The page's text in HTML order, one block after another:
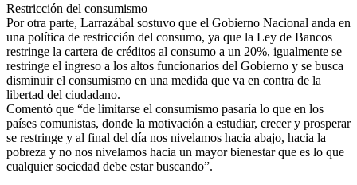
Restricción del consumismo
Por otra parte, Larrazábal sostuvo que el Gobierno Nacional anda en
una política de restricción del consumo, ya que la Ley de Bancos
restringe la cartera de créditos al consumo a un 20%, igualmente se
restringe el ingreso a los altos funcionarios del Gobierno y se busca
disminuir el consumismo en una medida que va en contra de la
libertad del ciudadano.
Comentó que “de limitarse el consumismo pasaría lo que en los
países comunistas, donde la motivación a estudiar, crecer y prosperar
se restringe y al final del día nos nivelamos hacia abajo, hacia la
pobreza y no nos nivelamos hacia un mayor bienestar que es lo que
cualquier sociedad debe estar buscando”.